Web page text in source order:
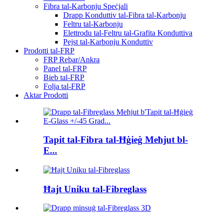
Fibra tal-Karbonju Speċjali
Drapp Konduttiv tal-Fibra tal-Karbonju
Feltru tal-Karbonju
Elettrodu tal-Feltru tal-Grafita Konduttiva
Pejst tal-Karbonju Konduttiv
Prodotti tal-FRP
FRP Rebar/Ankra
Panel tal-FRP
Bieb tal-FRP
Folja tal-FRP
Aktar Prodotti
Tapit tal-Fibra tal-Ħġieġ Meħjut bl-
E...
Ħajt Uniku tal-Fibreglass